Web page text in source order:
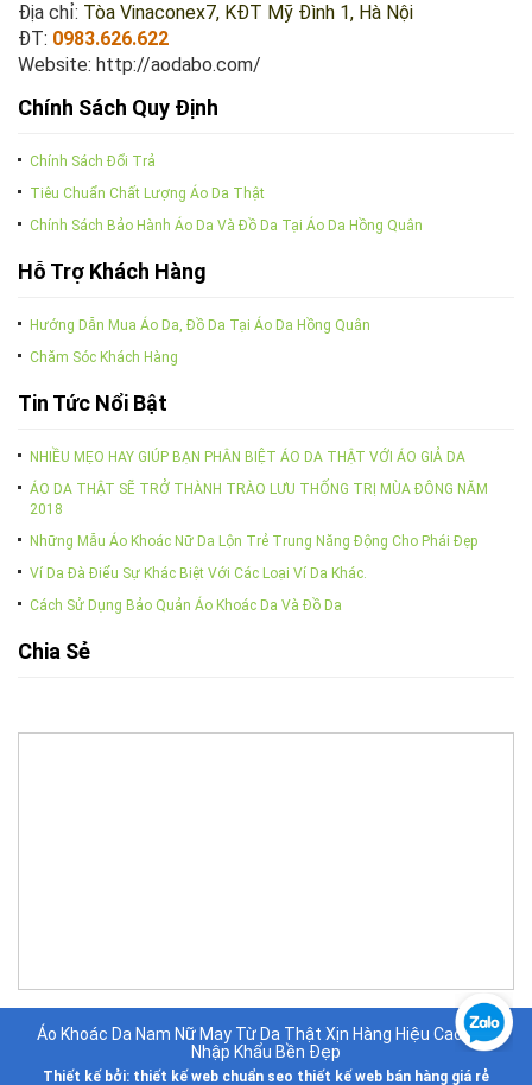
Địa chỉ: Tòa Vinaconex7, KĐT Mỹ Đình 1, Hà Nội
ĐT: 0983.626.622
Website: http://aodabo.com/
Chính Sách Quy Định
Chính Sách Đổi Trả
Tiêu Chuẩn Chất Lượng Áo Da Thật
Chính Sách Bảo Hành Áo Da Và Đồ Da Tại Áo Da Hồng Quân
Hỗ Trợ Khách Hàng
Hướng Dẫn Mua Áo Da, Đồ Da Tại Áo Da Hồng Quân
Chăm Sóc Khách Hàng
Tin Tức Nổi Bật
NHIỀU MẸO HAY GIÚP BẠN PHÂN BIỆT ÁO DA THẬT VỚI ÁO GIẢ DA
ÁO DA THẬT SẼ TRỞ THÀNH TRÀO LƯU THỐNG TRỊ MÙA ĐÔNG NĂM
2018
Những Mẫu Áo Khoác Nữ Da Lộn Trẻ Trung Năng Động Cho Phái Đẹp
Ví Da Đà Điểu Sự Khác Biệt Với Các Loại Ví Da Khác.
Cách Sử Dụng Bảo Quản Áo Khoác Da Và Đồ Da
Chia Sẻ
Áo Khoác Da Nam Nữ May Từ Da Thật Xịn Hàng Hiệu Cao Cấp
Nhập Khẩu Bền Đẹp
Thiết kế bởi: thiết kế web chuẩn seo thiết kế web bán hàng giá rẻ